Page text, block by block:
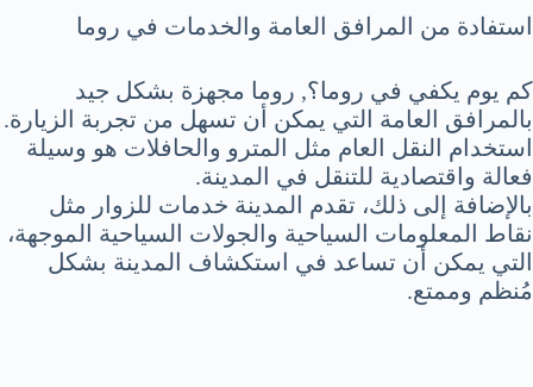
استفادة من المرافق العامة والخدمات في روما
كم يوم يكفي في روما؟, روما مجهزة بشكل جيد
بالمرافق العامة التي يمكن أن تسهل من تجربة الزيارة.
استخدام النقل العام مثل المترو والحافلات هو وسيلة
فعالة واقتصادية للتنقل في المدينة.
بالإضافة إلى ذلك، تقدم المدينة خدمات للزوار مثل
نقاط المعلومات السياحية والجولات السياحية الموجهة،
التي يمكن أن تساعد في استكشاف المدينة بشكل
مُنظم وممتع.